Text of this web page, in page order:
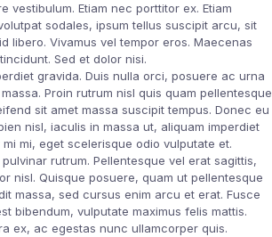
vestibulum. Etiam nec porttitor ex. Etiam
sodales, ipsum tellus suscipit arcu, sit
libero. Vivamus vel tempor eros. Maecenas
Sed et dolor nisi.
gravida. Duis nulla orci, posuere ac urna
Proin rutrum nisl quis quam pellentesque
sit amet massa suscipit tempus. Donec eu
nisl, iaculis in massa ut, aliquam imperdiet
mi, eget scelerisque odio vulputate et.
rutrum. Pellentesque vel erat sagittis,
nisl. Quisque posuere, quam ut pellentesque
massa, sed cursus enim arcu et erat. Fusce
bibendum, vulputate maximus felis mattis.
ex, ac egestas nunc ullamcorper quis.